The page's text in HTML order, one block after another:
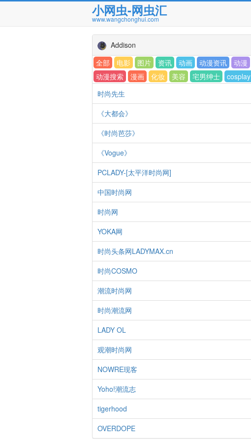
小网虫-网虫汇
www.wangchonghui.com
Addison
全部
电影 图片 资讯 动画 动漫资讯 动漫
动漫搜索
漫画 化妆 美容 宅男绅士 cosplay
时尚先生
《大都会》
《时尚芭莎》
《Vogue》
PCLADY-[太平洋时尚网]
中国时尚网
时尚网
YOKA网
时尚头条网LADYMAX.cn
时尚COSMO
潮流时尚网
时尚潮流网
LADY OL
观潮时尚网
NOWRE现客
Yoho!潮流志
tigerhood
OVERDOPE